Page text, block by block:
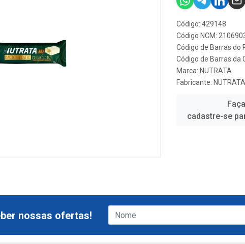
Código: 429148
Código NCM:
Código de Barras do
Código de Barras da
Marca: NUTRATA
Fabricante: NUTRATA
cadastre-se
nossas ofertas!